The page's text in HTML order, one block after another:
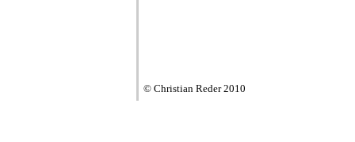
© Christian Reder 2010